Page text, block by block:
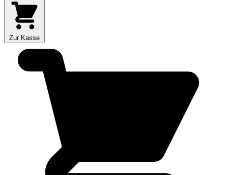
Zur Kasse